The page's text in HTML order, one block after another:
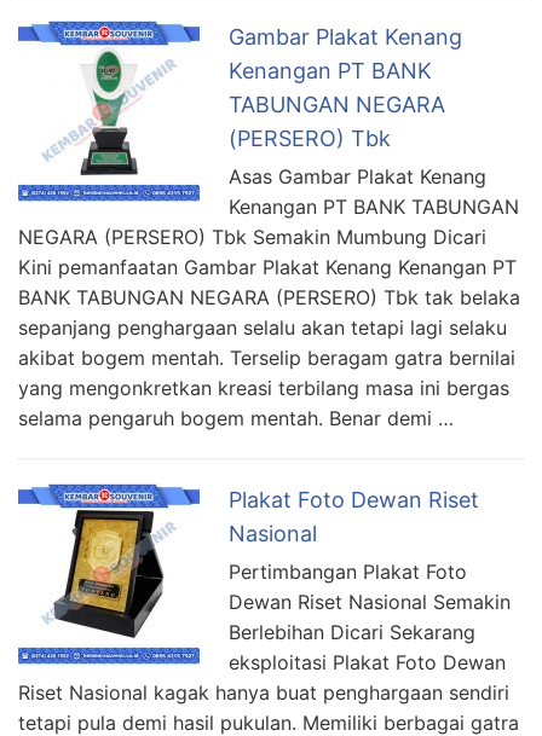
Gambar Plakat Kenang
Kenangan PT BANK
TABUNGAN NEGARA
(PERSERO) Tbk
Asas Gambar Plakat Kenang
Kenangan PT BANK TABUNGAN
NEGARA (PERSERO) Tbk Semakin Mumbung Dicari
Kini pemanfaatan Gambar Plakat Kenang Kenangan PT
BANK TABUNGAN NEGARA (PERSERO) Tbk tak belaka
sepanjang penghargaan selalu akan tetapi lagi selaku
akibat bogem mentah. Terselip beragam gatra bernilai
yang mengonkretkan kreasi terbilang masa ini bergas
selama pengaruh bogem mentah. Benar demi …
Plakat Foto Dewan Riset
Nasional
Pertimbangan Plakat Foto
Dewan Riset Nasional Semakin
Berlebihan Dicari Sekarang
eksploitasi Plakat Foto Dewan
Riset Nasional kagak hanya buat penghargaan sendiri
tetapi pula demi hasil pukulan. Memiliki berbagai gatra